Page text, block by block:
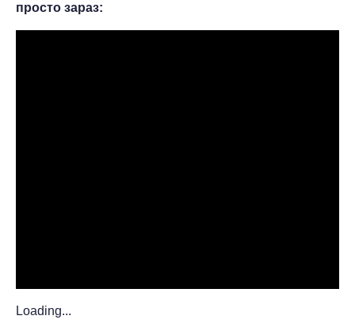
просто зараз:
Loading...